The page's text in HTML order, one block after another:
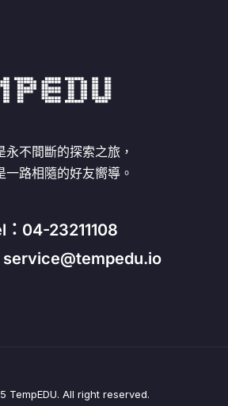
永不間斷的探索之旅，
一路相隨的好友嚮導。
：04-23211108
service@tempedu.io
TempEDU. All right reserved.